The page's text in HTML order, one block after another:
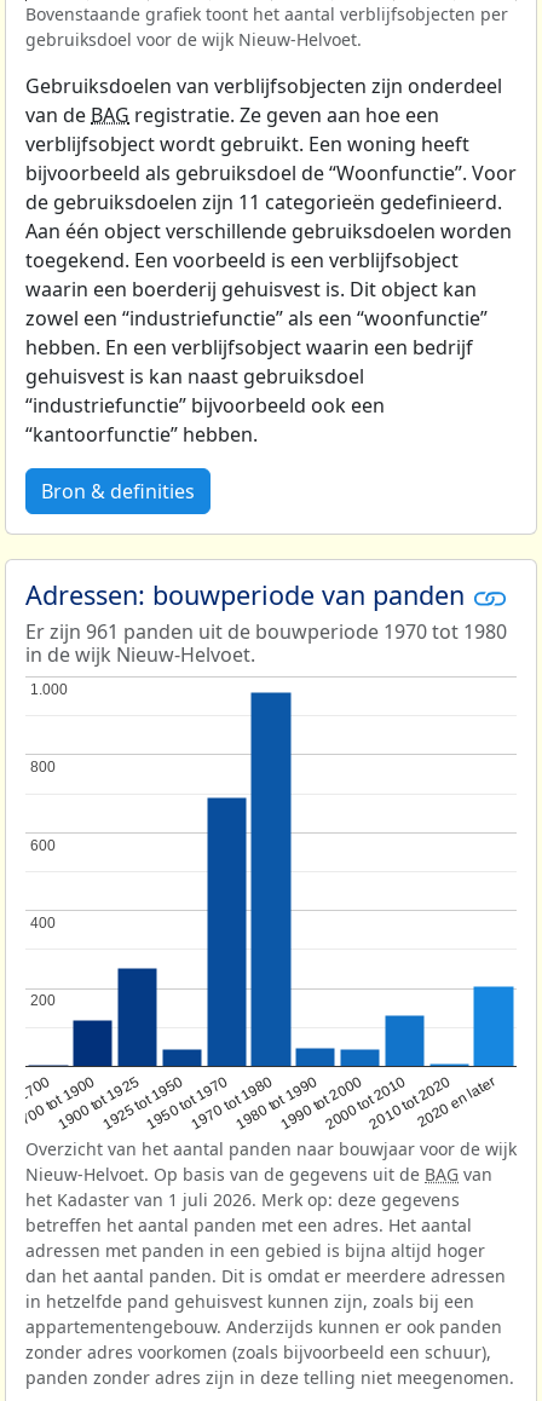
Bovenstaande grafiek toont het aantal verblijfsobjecten per
gebruiksdoel voor de wijk Nieuw-Helvoet.
Gebruiksdoelen van verblijfsobjecten zijn onderdeel
van de BAG registratie. Ze geven aan hoe een
verblijfsobject wordt gebruikt. Een woning heeft
bijvoorbeeld als gebruiksdoel de “Woonfunctie”. Voor
de gebruiksdoelen zijn 11 categorieën gedefinieerd.
Aan één object verschillende gebruiksdoelen worden
toegekend. Een voorbeeld is een verblijfsobject
waarin een boerderij gehuisvest is. Dit object kan
zowel een “industriefunctie” als een “woonfunctie”
hebben. En een verblijfsobject waarin een bedrijf
gehuisvest is kan naast gebruiksdoel
“industriefunctie” bijvoorbeeld ook een
“kantoorfunctie” hebben.
Bron & definities
Adressen: bouwperiode van panden
Er zijn 961 panden uit de bouwperiode 1970 tot 1980
in de wijk Nieuw-Helvoet.
1700
1700 tot 1900
1900 tot 19251925 tot 19501950 tot 19701970 tot 19801980 tot 19901990 tot 20002000 tot 20102010 tot 20202020 en later
200
200
400
400
600
600
800
800
1.000
1.000
Overzicht van het aantal panden naar bouwjaar voor de wijk
Nieuw-Helvoet. Op basis van de gegevens uit de BAG van
het Kadaster van 1 juli 2026. Merk op: deze gegevens
betreffen het aantal panden met een adres. Het aantal
adressen met panden in een gebied is bijna altijd hoger
dan het aantal panden. Dit is omdat er meerdere adressen
in hetzelfde pand gehuisvest kunnen zijn, zoals bij een
appartementengebouw. Anderzijds kunnen er ook panden
zonder adres voorkomen (zoals bijvoorbeeld een schuur),
panden zonder adres zijn in deze telling niet meegenomen.